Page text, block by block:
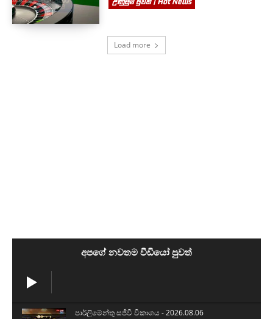
Load more
අපගේ නවතම වීඩියෝ පුවත්
පාර්ලිමේන්තු සජීවි විකාශය - 2026.08.06